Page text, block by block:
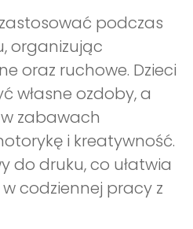
podczas
organizując
oraz ruchowe. Dzieci
własne ozdoby, a
zabawach
i kreatywność.
do druku, co ułatwia
codziennej pracy z